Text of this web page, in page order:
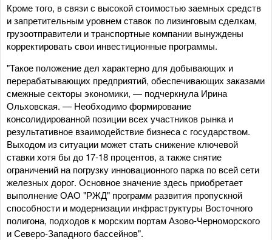
Кроме того, в связи с высокой стоимостью заемных средств
и запретительным уровнем ставок по лизинговым сделкам,
грузоотправители и транспортные компании вынуждены
корректировать свои инвестиционные программы.
"Такое положение дел характерно для добывающих и
перерабатывающих предприятий, обеспечивающих заказами
смежные секторы экономики, — подчеркнула Ирина
Ольховская. — Необходимо формирование
консолидированной позиции всех участников рынка и
результативное взаимодействие бизнеса с государством.
Выходом из ситуации может стать снижение ключевой
ставки хотя бы до 17-18 процентов, а также снятие
ограничений на погрузку инновационного парка по всей сети
железных дорог. Основное значение здесь приобретает
выполнение ОАО "РЖД" программ развития пропускной
способности и модернизации инфраструктуры Восточного
полигона, подходов к морским портам Азово-Черноморского
и Северо-Западного бассейнов".